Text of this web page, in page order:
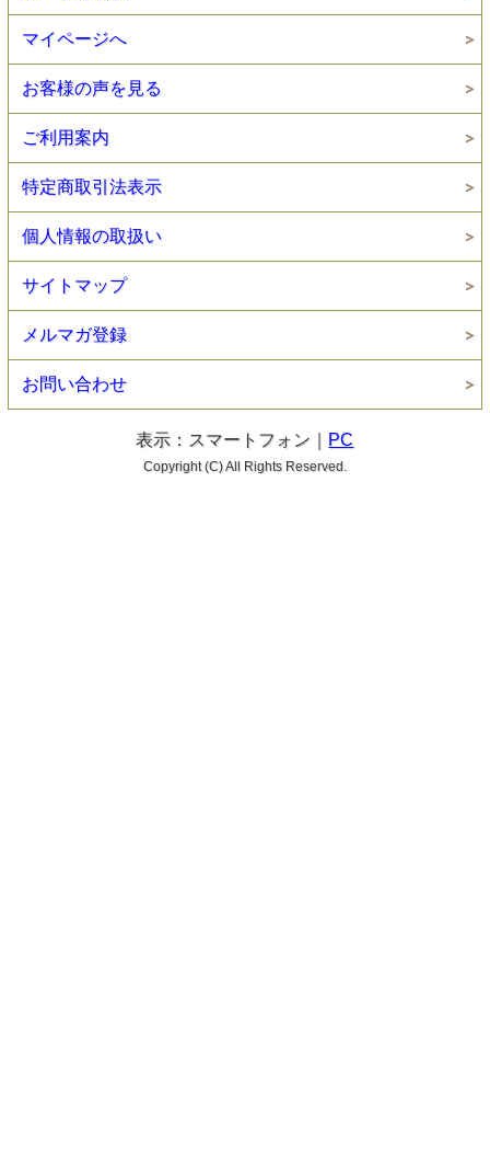
マイページへ
お客様の声を見る
ご利用案内
特定商取引法表示
個人情報の取扱い
サイトマップ
メルマガ登録
お問い合わせ
表示：スマートフォン｜ PC
Copyright (C) All Rights Reserved.